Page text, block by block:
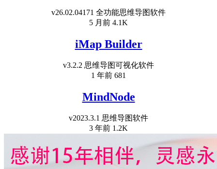
v26.02.04171 全功能思维导图软件
5 月前 4.1K
iMap Builder
v3.2.2 思维导图可视化软件
1 年前 681
MindNode
v2023.3.1 思维导图软件
3 年前 1.2K